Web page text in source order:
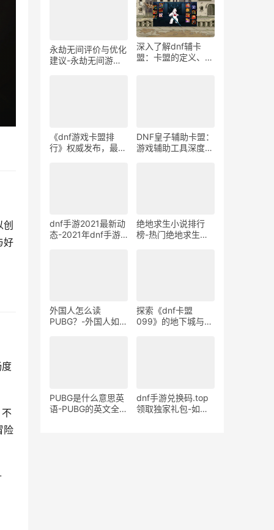
好
险
永劫无间评价与优化
建议-永劫无间游戏
深入了解dnf辅卡
盟：卡盟的定义、功
《dnf游戏卡盟排
行》权威发布，最新
DNF皇子辅助卡盟：
游戏辅助工具深度解
dnf手游2021最新动
态-2021年dnf手游
绝地求生小说排行
榜-热门绝地求生游
外国人怎么读
PUBG？-外国人如何
探索《dnf卡盟
099》的地下城与勇
PUBG是什么意思英
语-PUBG的英文全称
dnf手游兑换码.top
领取独家礼包-如何